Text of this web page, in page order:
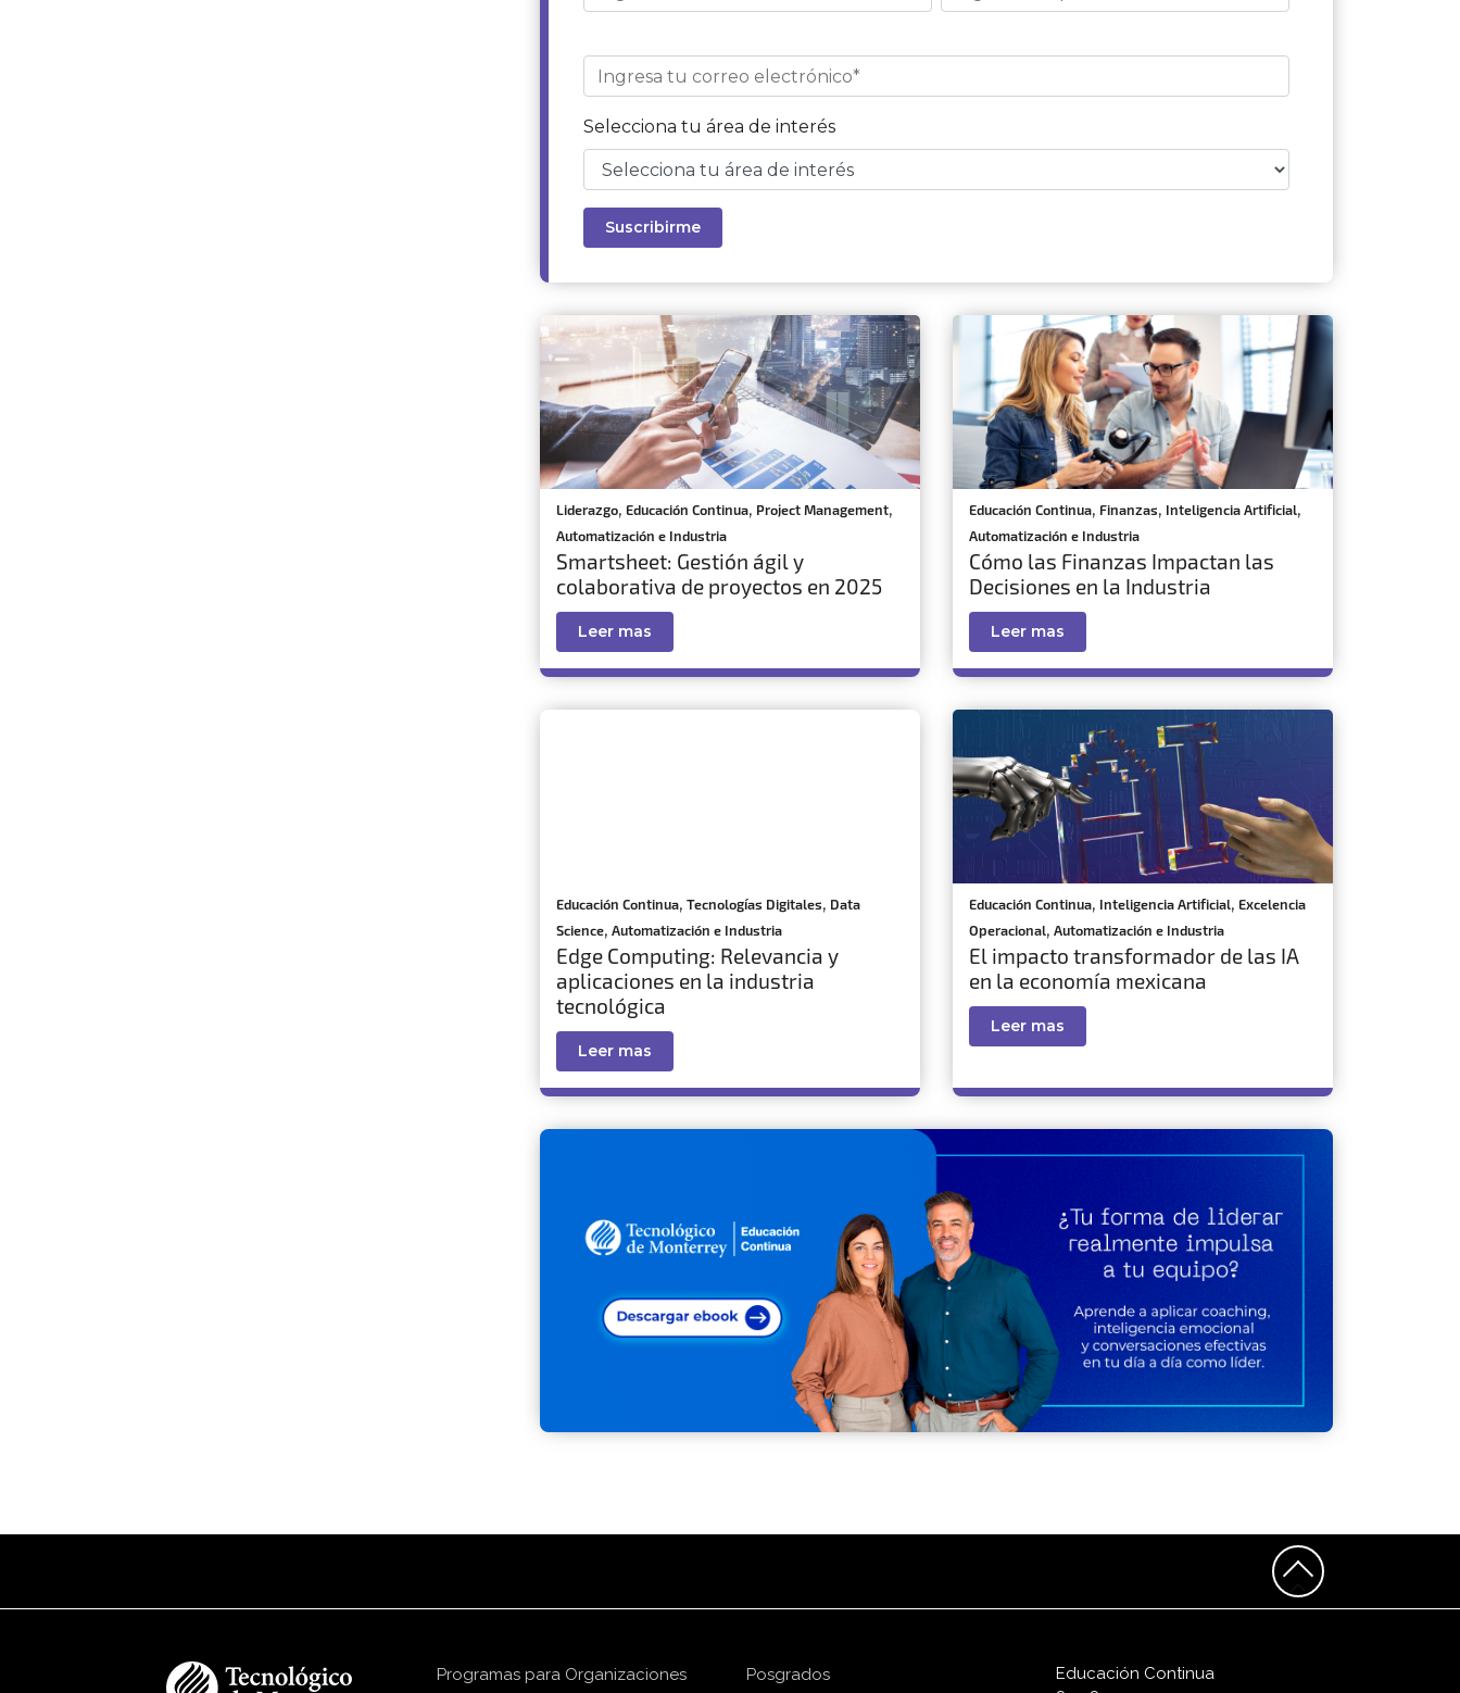
Selecciona tu área de interés
Liderazgo, Educación Continua, Project Management,
Automatización e Industria
Smartsheet: Gestión ágil y
colaborativa de proyectos en 2025
Leer mas
Educación Continua, Finanzas, Inteligencia Artificial,
Automatización e Industria
Cómo las Finanzas Impactan las
Decisiones en la Industria
Leer mas
Educación Continua, Tecnologías Digitales, Data
Science, Automatización e Industria
Edge Computing: Relevancia y
aplicaciones en la industria
tecnológica
Leer mas
Educación Continua, Inteligencia Artificial, Excelencia
Operacional, Automatización e Industria
El impacto transformador de las IA
en la economía mexicana
Leer mas
Programas para Organizaciones
Posgrados
Educación Continua